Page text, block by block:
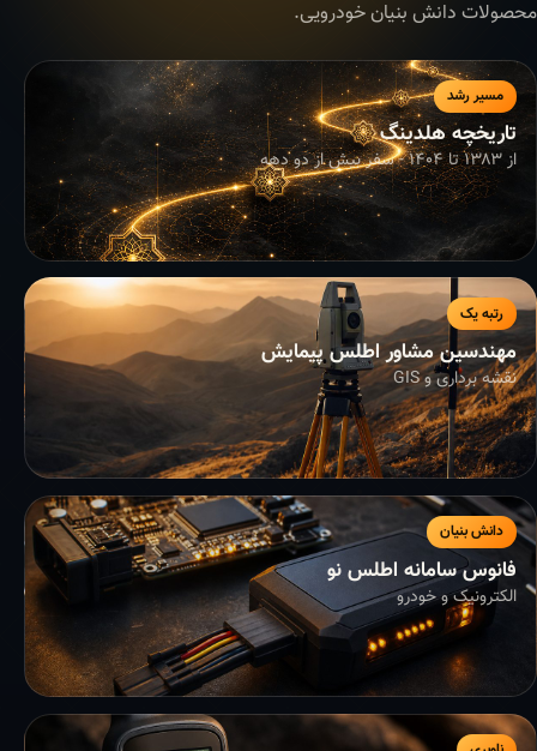
محصولات دانش بنیان خودرویی.
مسیر رشد
تاریخچه هلدینگ
از ۱۳۸۳ تا ۱۴۰۴ - سفر بیش از دو دهه
رتبه یک
مهندسین مشاور اطلس پیمایش
نقشه برداری و GIS
دانش بنیان
فانوس سامانه اطلس نو
الکترونیک و خودرو